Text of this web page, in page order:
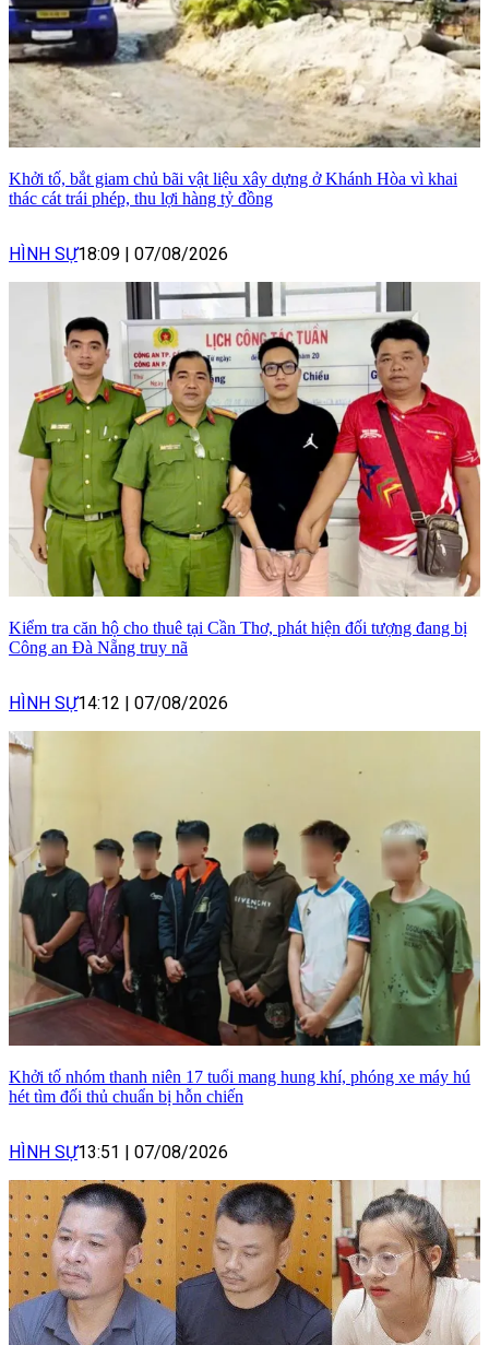
Khởi tố, bắt giam chủ bãi vật liệu xây dựng ở Khánh Hòa vì khai
thác cát trái phép, thu lợi hàng tỷ đồng
HÌNH SỰ18:09 | 07/08/2026
Kiểm tra căn hộ cho thuê tại Cần Thơ, phát hiện đối tượng đang bị
Công an Đà Nẵng truy nã
HÌNH SỰ14:12 | 07/08/2026
Khởi tố nhóm thanh niên 17 tuổi mang hung khí, phóng xe máy hú
hét tìm đối thủ chuẩn bị hỗn chiến
HÌNH SỰ13:51 | 07/08/2026